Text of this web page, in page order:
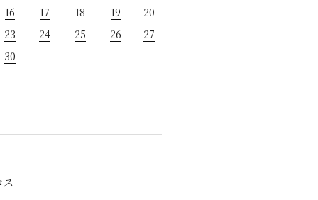
16 17 18 19
20
23 24 25 26
27
30
ス